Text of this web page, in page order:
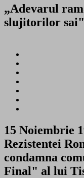
„Adevarul
slujitorilor
15 Noiembrie
Rezistentei
condamna
Final" al lui